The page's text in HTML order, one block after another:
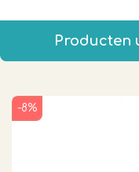
Producten
-8%